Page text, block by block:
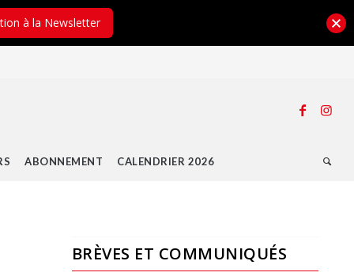
ABONNEMENT CALENDRIER 2026
BRÈVES ET COMMUNIQUÉS
à la Newsletter